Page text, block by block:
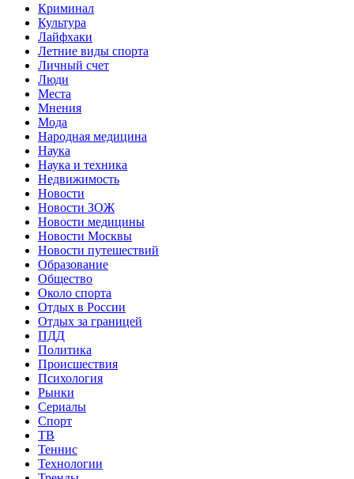
Криминал
Культура
Лайфхаки
Летние виды спорта
Личный счет
Люди
Места
Мнения
Мода
Народная медицина
Наука
Наука и техника
Недвижимость
Новости
Новости ЗОЖ
Новости медицины
Новости Москвы
Новости путешествий
Образование
Общество
Около спорта
Отдых в России
Отдых за границей
ПДД
Политика
Происшествия
Психология
Рынки
Сериалы
Спорт
ТВ
Теннис
Технологии